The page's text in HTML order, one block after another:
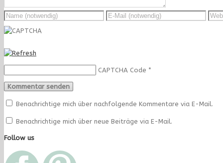
CAPTCHA Code *
Benachrichtige mich über nachfolgende Kommentare via E-Mail.
Benachrichtige mich über neue Beiträge via E-Mail.
Follow us